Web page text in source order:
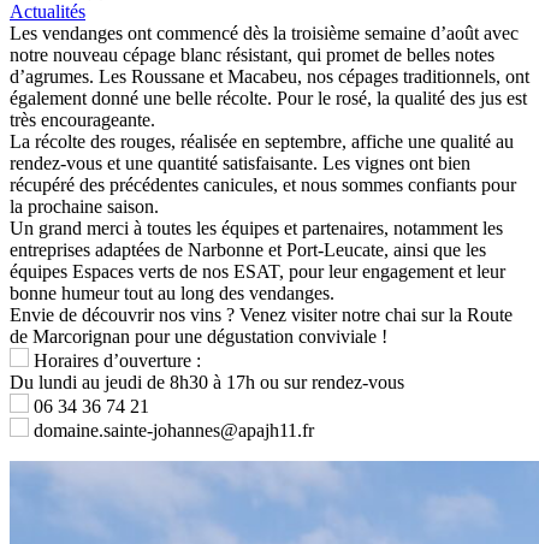
Actualités
Les vendanges ont commencé dès la troisième semaine d’août avec
notre nouveau cépage blanc résistant, qui promet de belles notes
d’agrumes. Les Roussane et Macabeu, nos cépages traditionnels, ont
également donné une belle récolte. Pour le rosé, la qualité des jus est
très encourageante.
La récolte des rouges, réalisée en septembre, affiche une qualité au
rendez-vous et une quantité satisfaisante. Les vignes ont bien
récupéré des précédentes canicules, et nous sommes confiants pour
la prochaine saison.
Un grand merci à toutes les équipes et partenaires, notamment les
entreprises adaptées de Narbonne et Port-Leucate, ainsi que les
équipes Espaces verts de nos ESAT, pour leur engagement et leur
bonne humeur tout au long des vendanges.
Envie de découvrir nos vins ? Venez visiter notre chai sur la Route
de Marcorignan pour une dégustation conviviale !
Horaires d’ouverture :
Du lundi au jeudi de 8h30 à 17h ou sur rendez-vous
06 34 36 74 21
domaine.sainte-johannes@apajh11.fr